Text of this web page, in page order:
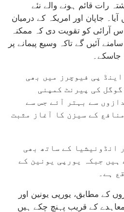
رات قائم ہونے والے نئے
جاپان اور امریکہ کے درمیان
آرائی کو تقویت دی کہ ممکنہ
آئیں گے تاکہ وسیع پیمانے پر
پی فیوچرز میں بھی
کی پیرنٹ کمپنی
سے بہتر آئے جس سے
کے سیزن کا آغاز مثبت
انڈونیشیا کے ساتھ بھی
ہیں جبکہ یورپی یونین کے
ہے۔
کے مطابق، یورپی یونین اور
معاہدے کے قریب پہنچ چکے ہیں